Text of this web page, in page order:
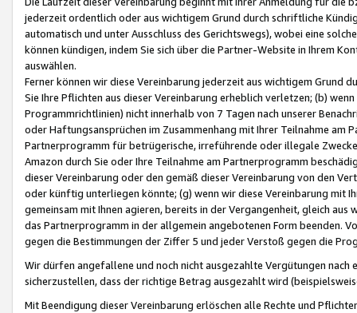
jederzeit ordentlich oder aus wichtigem Grund durch schriftliche
automatisch und unter Ausschluss des Gerichtswegs), wobei eine
können kündigen, indem Sie sich über die Partner-Website in Ihrem
auswählen.
Ferner können wir diese Vereinbarung jederzeit aus wichtigem Grund
Sie Ihre Pflichten aus dieser Vereinbarung erheblich verletzen; (b)
Programmrichtlinien) nicht innerhalb von 7 Tagen nach unserer
oder Haftungsansprüchen im Zusammenhang mit Ihrer Teilnahme am
Partnerprogramm für betrügerische, irreführende oder illegale
Amazon durch Sie oder Ihre Teilnahme am Partnerprogramm
dieser Vereinbarung oder den gemäß dieser Vereinbarung von den
oder künftig unterliegen könnte; (g) wenn wir diese Vereinbarung mit
gemeinsam mit Ihnen agieren, bereits in der Vergangenheit, gleich
das Partnerprogramm in der allgemein angebotenen Form beenden.
gegen die Bestimmungen der Ziffer 5 und jeder Verstoß gegen die
Wir dürfen angefallene und noch nicht ausgezahlte Vergütungen
sicherzustellen, dass der richtige Betrag ausgezahlt wird
Mit Beendigung dieser Vereinbarung erlöschen alle Rechte und